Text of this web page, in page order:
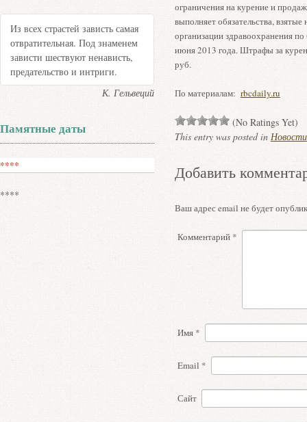
ограничения на курение и
выполняет обязательства,
организации здравоохранения
июня 2013 года. Штрафы за
руб.
По материалам: rbcdaily.ru
(No Ratings Yet)
This entry was posted in Новости
Добавить
Ваш адрес email не будет
Комментарий *
Имя *
Email *
Сайт
Из всех страстей зависть самая
отвратительная. Под знаменем
зависти шествуют ненависть,
предательство и интриги.
К. Гельвеций
Памятные даты
****
****